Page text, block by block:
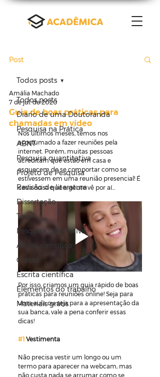
Post
Todos posts
Diario de uma Doutoranda
Pesquisa na Prática
ABNT
Pesquisa quantitativa
Projeto de Pesquisa
Revisão de literatura
Dissertação
Tese
Pesquisa qualitativa
Artigo científico
Cursos
Escrita científica
Elementos do trabalho
Materiais grátis
Todos posts
Guia de boas práticas para
chamadas em vídeo
Amália Machado
7 de jul. de 2020
Nos últimos meses, temos nos
acostumado a fazer reuniões pela
internet. Porém, muitas pessoas
acreditam que estão em casa e
esquecem de se comportar como se
estivessem em uma reunião presencial! É
cada coisa que a gente vê por aí...
Por isso, criamos um guia rápido de boas
práticas para reuniões online! Seja para
uma aula ou seja para a apresentação da
sua banca, vale a pena conferir essas
dicas!
#1 Vestimenta
Não precisa vestir um longo ou um
termo para aparecer na webcam, mas
não custa nada se arrumar como se